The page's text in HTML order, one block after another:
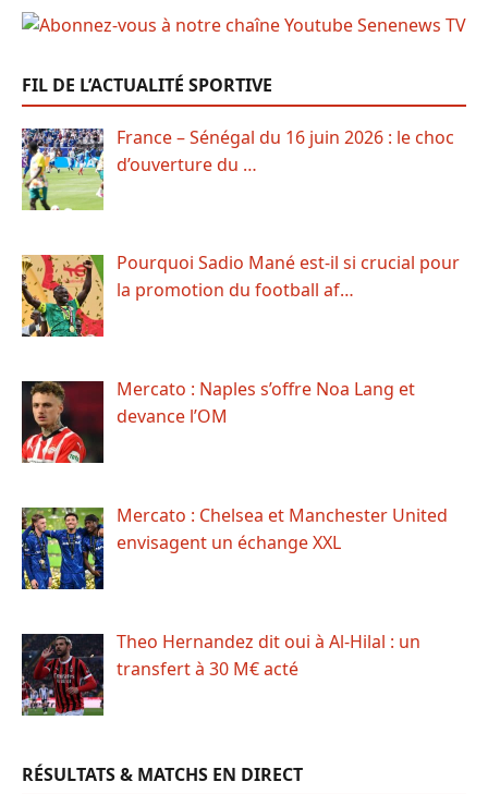
FIL DE L’ACTUALITÉ SPORTIVE
France – Sénégal du 16 juin 2026 : le choc
d’ouverture du …
Pourquoi Sadio Mané est-il si crucial pour
la promotion du football af…
Mercato : Naples s’offre Noa Lang et
devance l’OM
Mercato : Chelsea et Manchester United
envisagent un échange XXL
Theo Hernandez dit oui à Al-Hilal : un
transfert à 30 M€ acté
RÉSULTATS & MATCHS EN DIRECT